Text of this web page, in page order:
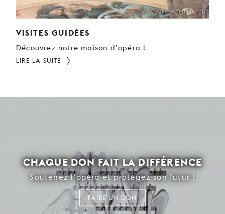
© Anne Waerenburgh
VISITES GUIDÉES
Découvrez notre maison d’opéra !
LIRE LA SUITE
CHAQUE DON FAIT LA DIFFÉRENCE
Soutenez l’opéra et protégez son futur !
FAIRE UN DON